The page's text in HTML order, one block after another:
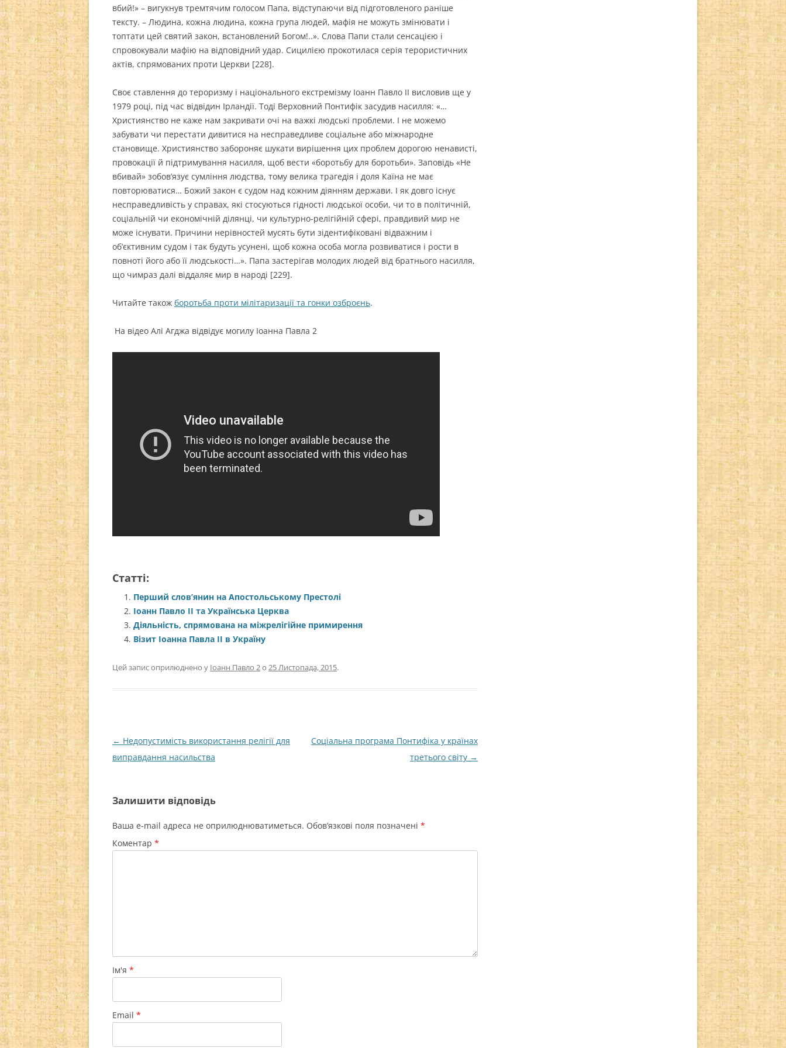
вбий!» – вигукнув тремтячим голосом Папа, відступаючи від підготовленого раніше
тексту. – Людина, кожна людина, кожна група людей, мафія не можуть змінювати і
топтати цей святий закон, встановлений Богом!..». Слова Папи стали сенсацією і
спровокували мафію на відповідний удар. Сицилією прокотилася серія терористичних
актів, спрямованих проти Церкви [228].
Своє ставлення до тероризму і національного екстремізму Іоанн Павло ІІ висловив ще у
1979 році, під час відвідин Ірландії. Тоді Верховний Понтифік засудив насилля: «…
Християнство не каже нам закривати очі на важкі людські проблеми. І не можемо
забувати чи перестати дивитися на несправедливе соціальне або міжнародне
становище. Християнство забороняє шукати вирішення цих проблем дорогою ненависті,
провокації й підтримування насилля, щоб вести «боротьбу для боротьби». Заповідь «Не
вбивай» зобов’язує сумління людства, тому велика трагедія і доля Каїна не має
повторюватися… Божий закон є судом над кожним діянням держави. І як довго існує
несправедливість у справах, які стосуються гідності людської особи, чи то в політичній,
соціальній чи економічній ділянці, чи культурно-релігійній сфері, правдивий мир не
може існувати. Причини нерівностей мусять бути зідентифіковані відважним і
об’єктивним судом і так будуть усунені, щоб кожна особа могла розвиватися і рости в
повноті його або її людськості…». Папа застерігав молодих людей від братнього насилля,
що чимраз далі віддаляє мир в народі [229].
Читайте також боротьба проти мілітаризації та гонки озброєнь.
На відео Алі Агджа відвідує могилу Іоанна Павла 2
Статті:
Перший слов’янин на Апостольському Престолі
Іоанн Павло ІІ та Українська Церква
Діяльність, спрямована на міжрелігійне примирення
Візит Іоанна Павла ІІ в Україну
Цей запис оприлюднено у Іоанн Павло 2о 25 Листопада, 2015.
Навігація
по
← Недопустимість використання релігії для
виправдання насильства
Соціальна програма Понтифіка у країнах
третього світу →
Залишити відповідь
Ваша e-mail адреса не оприлюднюватиметься. Обов’язкові поля позначені *
Коментар *
Ім'я *
Email *